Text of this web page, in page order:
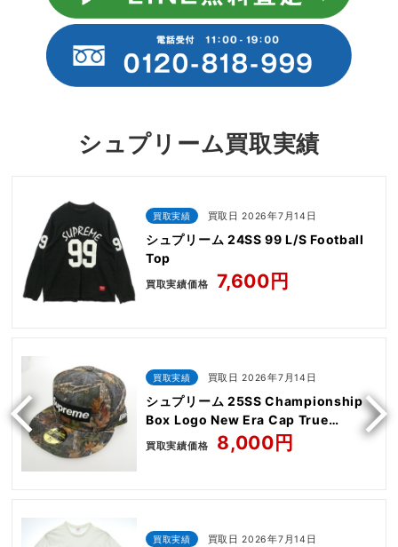
シュプリーム買取実績
買取実績 買取日 2026年7月14日
シュプリーム 24SS 99 L/S Football
Top
買取実績価格 7,600円
買取実績 買取日 2026年7月14日
シュプリーム 25SS Championship
Box Logo New Era Cap True
Timber Kanati camo
買取実績価格 8,000円
買取実績 買取日 2026年7月14日